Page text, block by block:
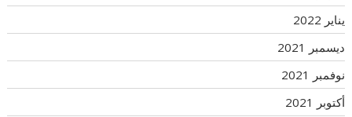
يناير 2022
ديسمبر 2021
نوفمبر 2021
أكتوبر 2021